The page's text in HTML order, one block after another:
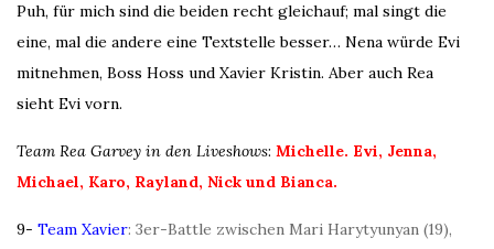
Puh, für mich sind die beiden recht gleichauf; mal singt die
eine, mal die andere eine Textstelle besser… Nena würde Evi
mitnehmen, Boss Hoss und Xavier Kristin. Aber auch Rea
sieht Evi vorn.
Team Rea Garvey in den Liveshows: Michelle. Evi, Jenna,
Michael, Karo, Rayland, Nick und Bianca.
9- Team Xavier: 3er-Battle zwischen Mari Harytyunyan (19),